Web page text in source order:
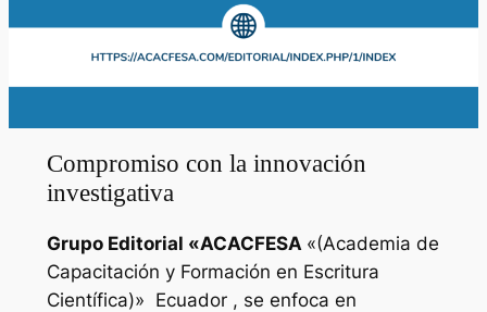
Compromiso con la innovación
investigativa
Grupo Editorial «ACACFESA «(Academia de
Capacitación y Formación en Escritura
Científica)» Ecuador , se enfoca en